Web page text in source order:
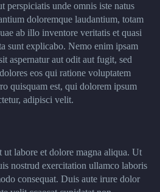
perspiciatis unde omnis iste natus
doloremque laudantium, totam
ab illo inventore veritatis et quasi
sunt explicabo. Nemo enim ipsam
aspernatur aut odit aut fugit, sed
eos qui ratione voluptatem
quisquam est, qui dolorem ipsum
adipisci velit.
labore et dolore magna aliqua. Ut
nostrud exercitation ullamco laboris
consequat. Duis aute irure dolor